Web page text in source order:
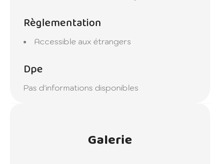
Règlementation
Accessible aux étrangers
Dpe
Pas d'informations disponibles
Galerie